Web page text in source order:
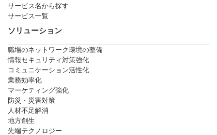
サービス名から探す
サービス一覧
ソリューション
職場のネットワーク環境の整備
情報セキュリティ対策強化
コミュニケーション活性化
業務効率化
マーケティング強化
防災・災害対策
人材不足解消
地方創生
先端テクノロジー